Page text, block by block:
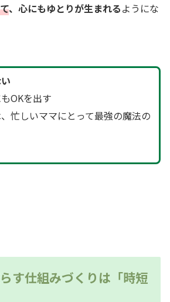
、心にもゆとりが生まれるようにな
OKを出す
忙しいママにとって最強の魔法の
す仕組みづくりは「時短